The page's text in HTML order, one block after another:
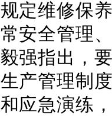
规定维修保
常安全管理
毅强指出，
生产管理制
和应急演练